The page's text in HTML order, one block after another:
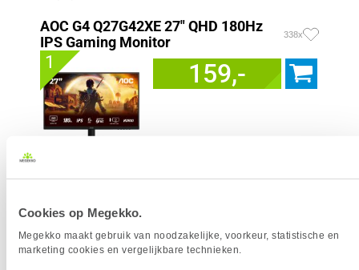
Cookies op Megekko.
Megekko maakt gebruik van noodzakelijke, voorkeur, statistische en
marketing cookies en vergelijkbare technieken.
AOC G4 Q27G42XE 27" QHD 180Hz
IPS Gaming Monitor
338x
1 159,-
Resolutieklasse
Scherm Diagonaal
27.0 inch (68.6cm)